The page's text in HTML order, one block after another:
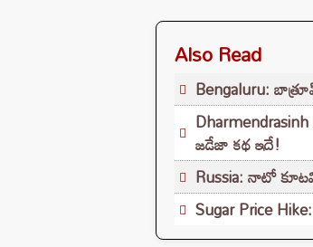
Also Read
Bengaluru:
జడేజా కథ ఇదే!
Russia: నాటో
Sugar Price